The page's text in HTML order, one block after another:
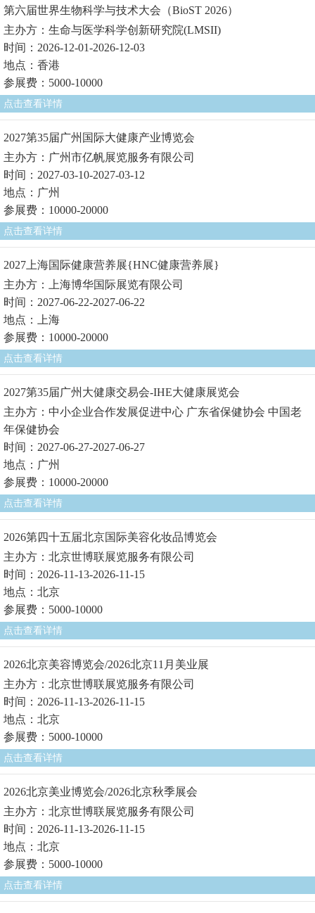
第六届世界生物科学与技术大会（BioST 2026）
主办方：生命与医学科学创新研究院(LMSII)
时间：2026-12-01-2026-12-03
地点：香港
参展费：5000-10000
点击查看详情
2027第35届广州国际大健康产业博览会
主办方：广州市亿帆展览服务有限公司
时间：2027-03-10-2027-03-12
地点：广州
参展费：10000-20000
点击查看详情
2027上海国际健康营养展{HNC健康营养展}
主办方：上海博华国际展览有限公司
时间：2027-06-22-2027-06-22
地点：上海
参展费：10000-20000
点击查看详情
2027第35届广州大健康交易会-IHE大健康展览会
主办方：中小企业合作发展促进中心 广东省保健协会 中国老
年保健协会
时间：2027-06-27-2027-06-27
地点：广州
参展费：10000-20000
点击查看详情
2026第四十五届北京国际美容化妆品博览会
主办方：北京世博联展览服务有限公司
时间：2026-11-13-2026-11-15
地点：北京
参展费：5000-10000
点击查看详情
2026北京美容博览会/2026北京11月美业展
主办方：北京世博联展览服务有限公司
时间：2026-11-13-2026-11-15
地点：北京
参展费：5000-10000
点击查看详情
2026北京美业博览会/2026北京秋季展会
主办方：北京世博联展览服务有限公司
时间：2026-11-13-2026-11-15
地点：北京
参展费：5000-10000
点击查看详情